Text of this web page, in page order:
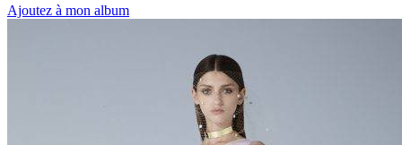
Ajoutez à mon album